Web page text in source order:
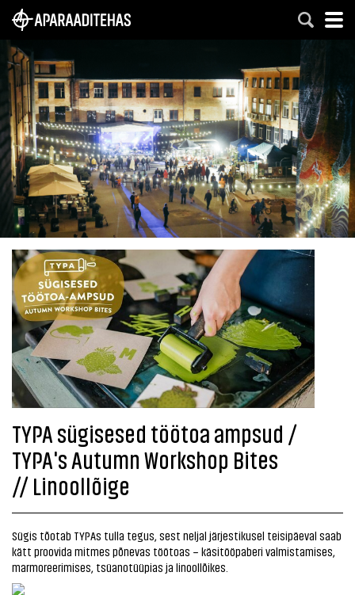
TYPA sügisesed töötoa ampsud /
TYPA's Autumn Workshop Bites
// Linoollõige
Sügis tõotab TYPAs tulla tegus, sest neljal järjestikusel teisipäeval saab
kätt proovida mitmes põnevas töötoas – käsitööpaberi valmistamises,
marmoreerimises, tsüanotüüpias ja linoollõikes.